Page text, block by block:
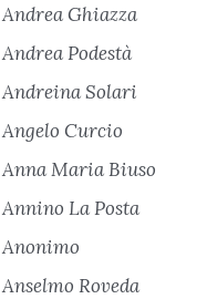
Andrea Ghiazza
Andrea Podestà
Andreina Solari
Angelo Curcio
Anna Maria Biuso
Annino La Posta
Anonimo
Anselmo Roveda